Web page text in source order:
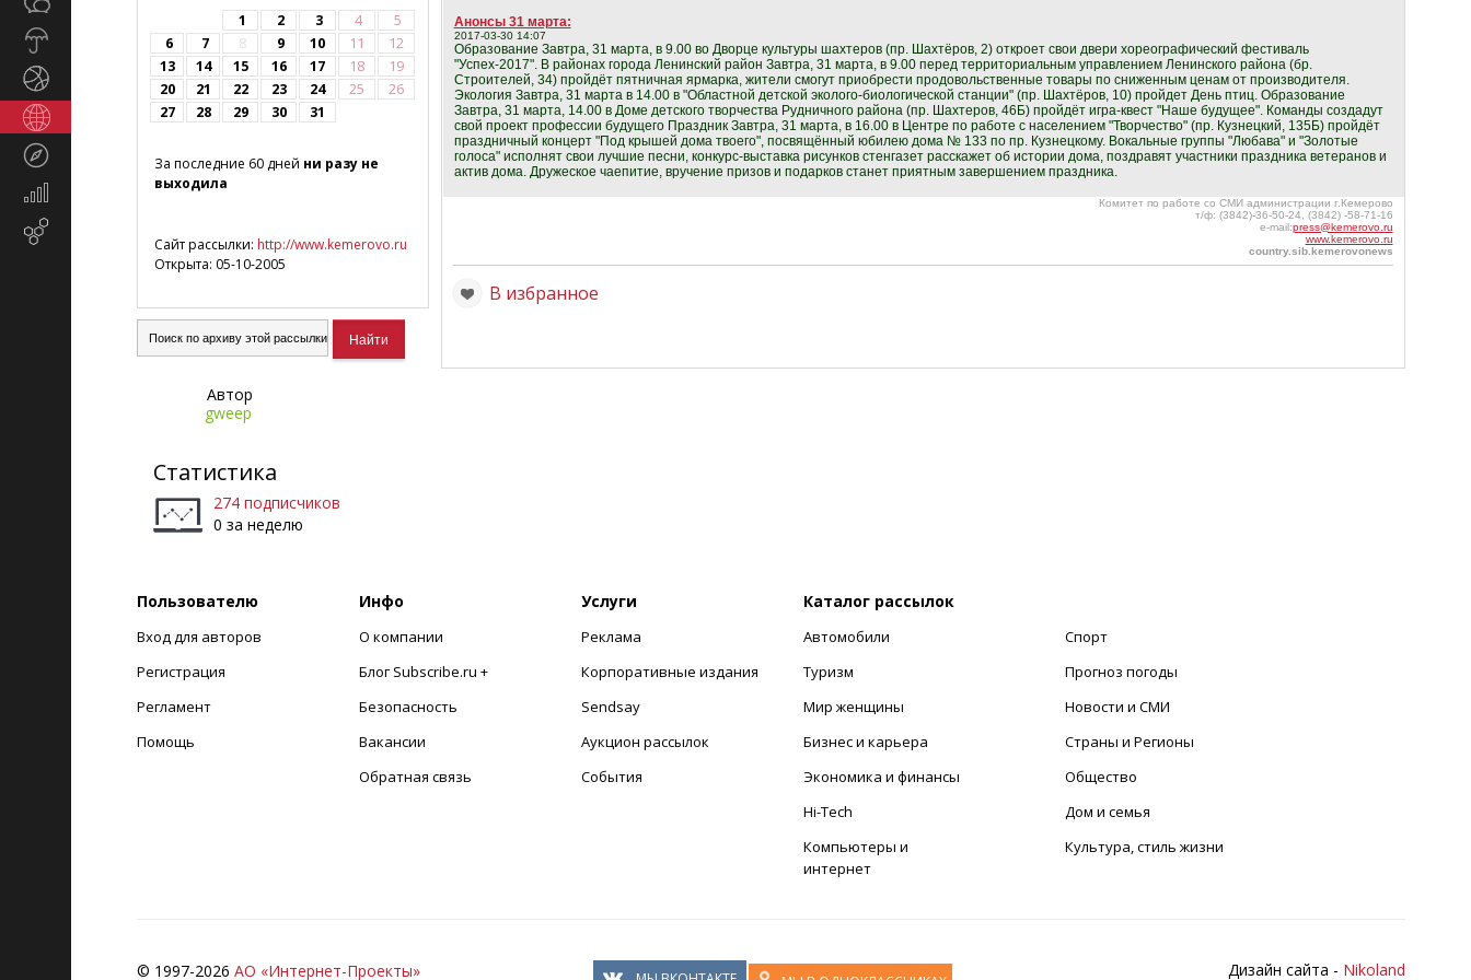
Экономика
маркетинг
1 2 3 4
5
6
7 8 9 10 11
12
13
14 15 16 17 18
19
20
21 22 23 24 25
26
27
28 29 30 31
За последние 60 дней ни разу не
выходила
Сайт рассылки: http://www.kemerovo.ru
Открыта: 05-10-2005
Автор
gweep
Статистика
274 подписчиков
0 за неделю
Анонсы 31 марта:
2017-03-30 14:07
Образование Завтра, 31 марта, в 9.00 во Дворце культуры шахтеров (пр. Шахтёров, 2) откроет свои двери хореографический фестиваль
"Успех-2017". В районах города Ленинский район Завтра, 31 марта, в 9.00 перед территориальным управлением Ленинского района (бр.
Строителей, 34) пройдёт пятничная ярмарка, жители смогут приобрести продовольственные товары по сниженным ценам от производителя.
Экология Завтра, 31 марта в 14.00 в "Областной детской эколого-биологической станции" (пр. Шахтёров, 10) пройдет День птиц. Образование
Завтра, 31 марта, 14.00 в Доме детского творчества Рудничного района (пр. Шахтеров, 46Б) пройдёт игра-квест "Наше будущее". Команды создадут
свой проект профессии будущего Праздник Завтра, 31 марта, в 16.00 в Центре по работе с населением "Творчество" (пр. Кузнецкий, 135Б) пройдёт
праздничный концерт "Под крышей дома твоего", посвящённый юбилею дома № 133 по пр. Кузнецкому. Вокальные группы "Любава" и "Золотые
голоса" исполнят свои лучшие песни, конкурс-выставка рисунков стенгазет расскажет об истории дома, поздравят участники праздника ветеранов и
актив дома. Дружеское чаепитие, вручение призов и подарков станет приятным завершением праздника.
Комитет по работе со СМИ администрации г.Кемерово
т/ф: (3842)-36-50-24, (3842) -58-71-16
e-mail:press@kemerovo.ru
www.kemerovo.ru
country.sib.kemerovonews
В избранное
Пользователю
Вход для авторов
Регистрация
Регламент
Помощь
Инфо
О компании
Блог Subscribe.ru +
Безопасность
Вакансии
Обратная связь
Услуги
Реклама
Корпоративные издания
Sendsay
Аукцион рассылок
События
Каталог рассылок
Автомобили
Туризм
Мир женщины
Бизнес и карьера
Экономика и финансы
Hi-Tech
Компьютеры и
интернет
Спорт
Прогноз погоды
Новости и СМИ
Страны и Регионы
Общество
Дом и семья
Культура, стиль жизни
© 1997-2026 АО «Интернет-Проекты» Дизайн сайта - Nikoland